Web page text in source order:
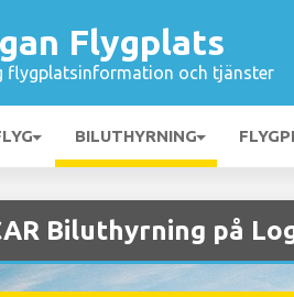
Flygplats
flygplatsinformation och tjänster
BILUTHYRNING
Biluthyrning på